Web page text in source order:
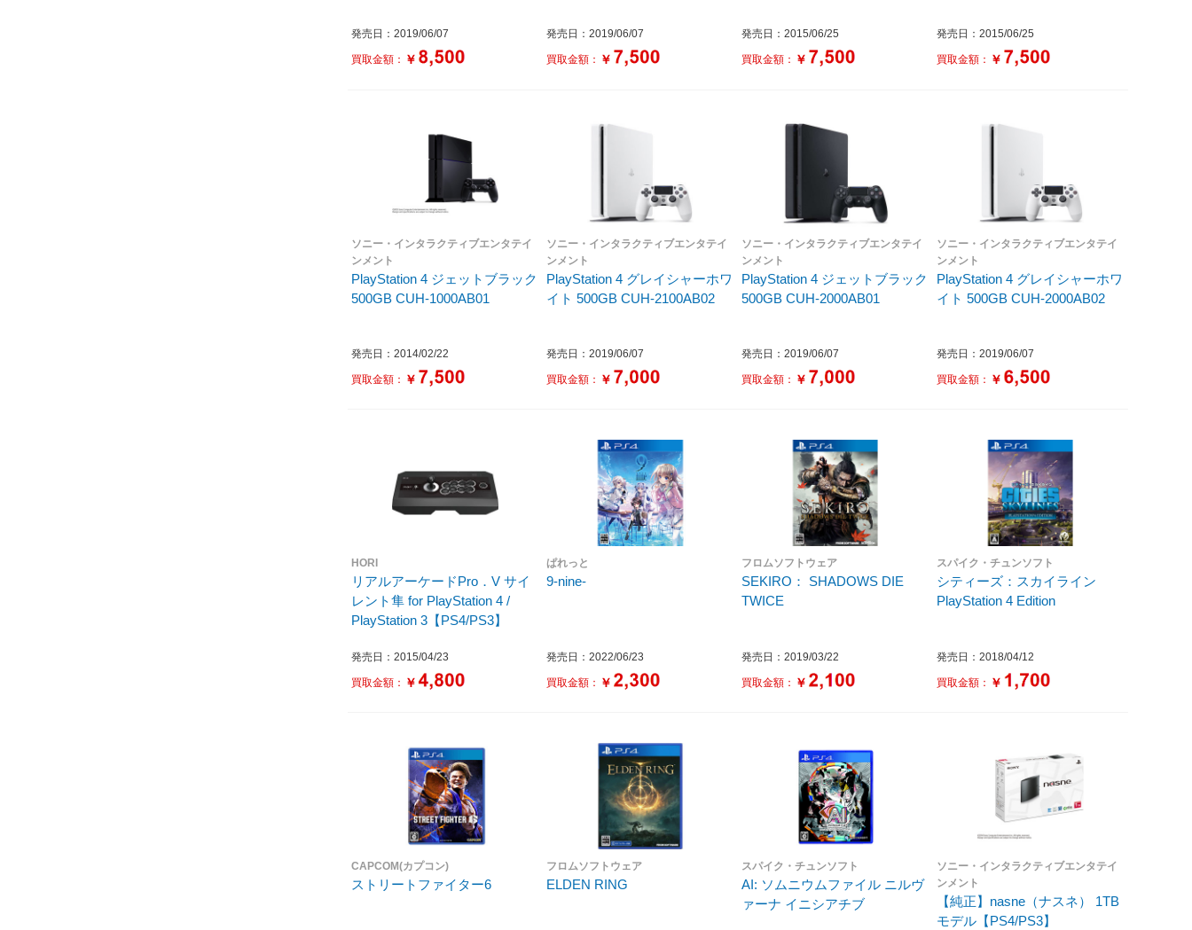
発売日：2019/06/07
買取金額： ￥
発売日：2019/06/07
買取金額： ￥
発売日：2015/06/25
買取金額： ￥
発売日：2015/06/25
買取金額： ￥
ソニー・インタラクティブエンタテイ
ンメント
PlayStation 4 ジェットブラック
500GB CUH-1000AB01
発売日：2014/02/22
買取金額： ￥
ソニー・インタラクティブエンタテイ
ンメント
PlayStation 4 グレイシャーホワ
イト 500GB CUH-2100AB02
発売日：2019/06/07
買取金額： ￥
ソニー・インタラクティブエンタテイ
ンメント
PlayStation 4 ジェットブラック
500GB CUH-2000AB01
発売日：2019/06/07
買取金額： ￥
ソニー・インタラクティブエンタテイ
ンメント
PlayStation 4 グレイシャーホワ
イト 500GB CUH-2000AB02
発売日：2019/06/07
買取金額： ￥
HORI
リアルアーケードPro．V サイ
レント隼 for PlayStation 4 /
PlayStation 3【PS4/PS3】
発売日：2015/04/23
買取金額： ￥
ぱれっと
9-nine-
発売日：2022/06/23
買取金額： ￥
フロムソフトウェア
SEKIRO： SHADOWS DIE
TWICE
発売日：2019/03/22
買取金額： ￥
スパイク・チュンソフト
シティーズ：スカイライン
PlayStation 4 Edition
発売日：2018/04/12
買取金額： ￥
CAPCOM(カプコン)
ストリートファイター6
フロムソフトウェア
ELDEN RING
スパイク・チュンソフト
AI: ソムニウムファイル ニルヴ
ァーナ イニシアチブ
ソニー・インタラクティブエンタテイ
ンメント
【純正】nasne（ナスネ） 1TB
モデル【PS4/PS3】